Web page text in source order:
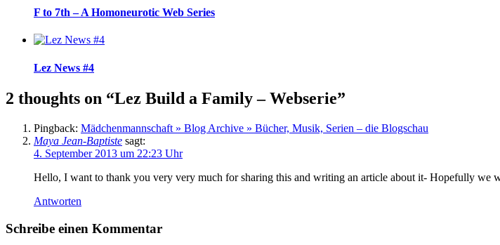
F to 7th – A Homoneurotic Web Series
Lez News #4
2 thoughts on “Lez Build a Family – Webserie”
Pingback: Mädchenmannschaft » Blog Archive » Bücher, Musik, Serien – die Blogschau
Maya Jean-Baptiste sagt:
4. September 2013 um 22:23 Uhr
Hello, I want to thank you very very much for sharing this and writing an article about it- Hopefully we
Antworten
Schreibe einen Kommentar